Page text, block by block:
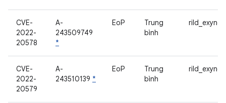
CVE-
2022-
20578
A-
243509749
*
EoP
Trung
bình
rild_exynos
CVE-
2022-
20579
A-
243510139 *
EoP
Trung
bình
rild_exynos